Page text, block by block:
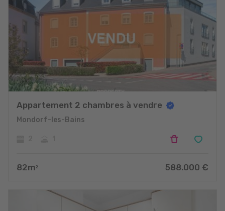
Appartement 2 chambres à vendre
Mondorf-les-Bains
82m 2 588.000 €